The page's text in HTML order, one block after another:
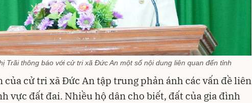
Trãi thông báo với cử tri xã Đức An một số nội dung liên quan đến tỉnh
của cử tri xã Đức An tập trung phản ánh các vấn đề liên
vực đất đai. Nhiều hộ dân cho biết, đất của gia đình